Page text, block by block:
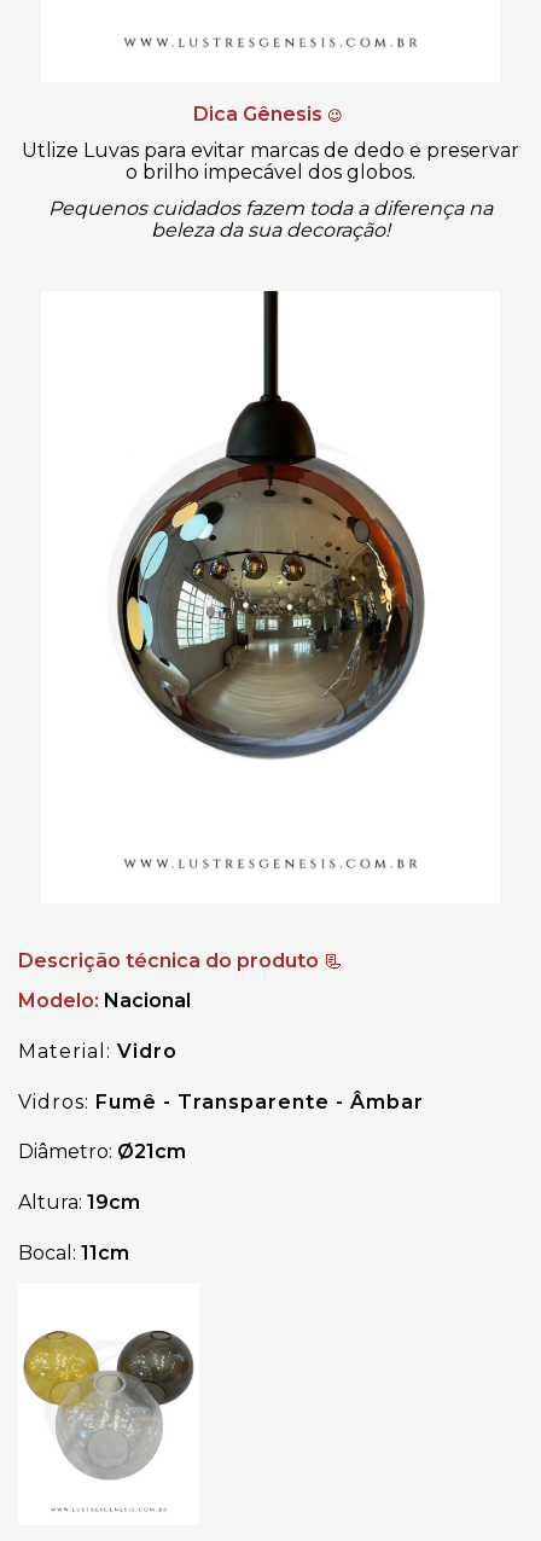
Dica Gênesis 😉
Utlize Luvas para evitar marcas de dedo e preservar
o brilho impecável dos globos.
Pequenos cuidados fazem toda a diferença na
beleza da sua decoração!
Descrição técnica do produto 📃
Modelo: Nacional
Material: Vidro
Vidros: Fumê - Transparente - Âmbar
Diâmetro: Ø21 cm
Altura: 19cm
Bocal: 11cm